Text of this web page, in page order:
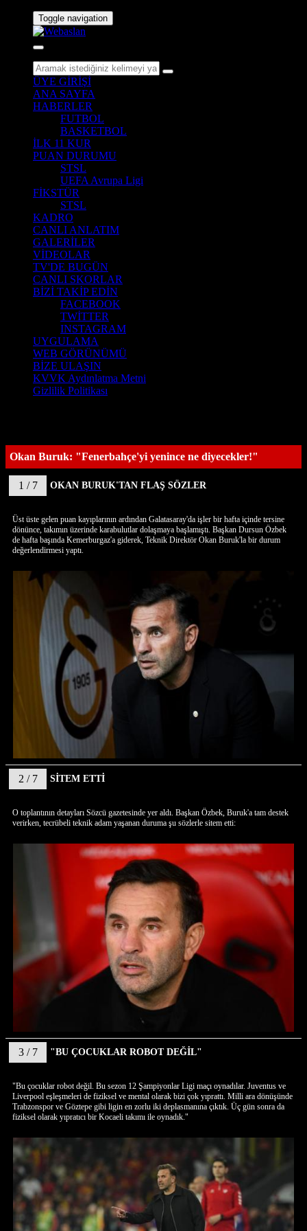
Toggle navigation
ÜYE GİRİŞİ
ANA SAYFA
HABERLER
FUTBOL
BASKETBOL
İLK 11 KUR
PUAN DURUMU
STSL
UEFA Avrupa Ligi
FİKSTÜR
STSL
KADRO
CANLI ANLATIM
GALERİLER
VİDEOLAR
TV'DE BUGÜN
CANLI SKORLAR
BİZİ TAKİP EDİN
FACEBOOK
TWİTTER
INSTAGRAM
UYGULAMA
WEB GÖRÜNÜMÜ
BİZE ULAŞIN
KVVK Aydınlatma Metni
Gizlilik Politikası
Okan Buruk: "Fenerbahçe'yi yenince ne diyecekler!"
1 / 7 OKAN BURUK'TAN FLAŞ SÖZLER
Üst üste gelen puan kayıplarının ardından Galatasaray'da işler bir hafta içinde tersine
dönünce, takımın üzerinde karabulutlar dolaşmaya başlamıştı. Başkan Dursun Özbek
de hafta başında Kemerburgaz'a giderek, Teknik Direktör Okan Buruk'la bir durum
değerlendirmesi yaptı.
2 / 7 SİTEM ETTİ
O toplantının detayları Sözcü gazetesinde yer aldı. Başkan Özbek, Buruk'a tam destek
verirken, tecrübeli teknik adam yaşanan duruma şu sözlerle sitem etti:
3 / 7 "BU ÇOCUKLAR ROBOT DEĞİL"
"Bu çocuklar robot değil. Bu sezon 12 Şampiyonlar Ligi maçı oynadılar. Juventus ve
Liverpool eşleşmeleri de fiziksel ve mental olarak bizi çok yıprattı. Milli ara dönüşünde
Trabzonspor ve Göztepe gibi ligin en zorlu iki deplasmanına çıktık. Üç gün sonra da
fiziksel olarak yıpratıcı bir Kocaeli takımı ile oynadık."